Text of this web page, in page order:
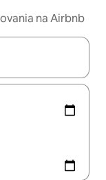
na Airbnb
ich prechádzať